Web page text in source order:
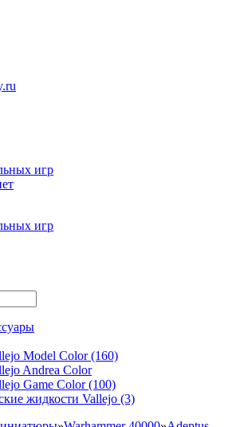
игр
игр
Model Color (160)
Andrea Color
Game Color (100)
жидкости Vallejo (3)